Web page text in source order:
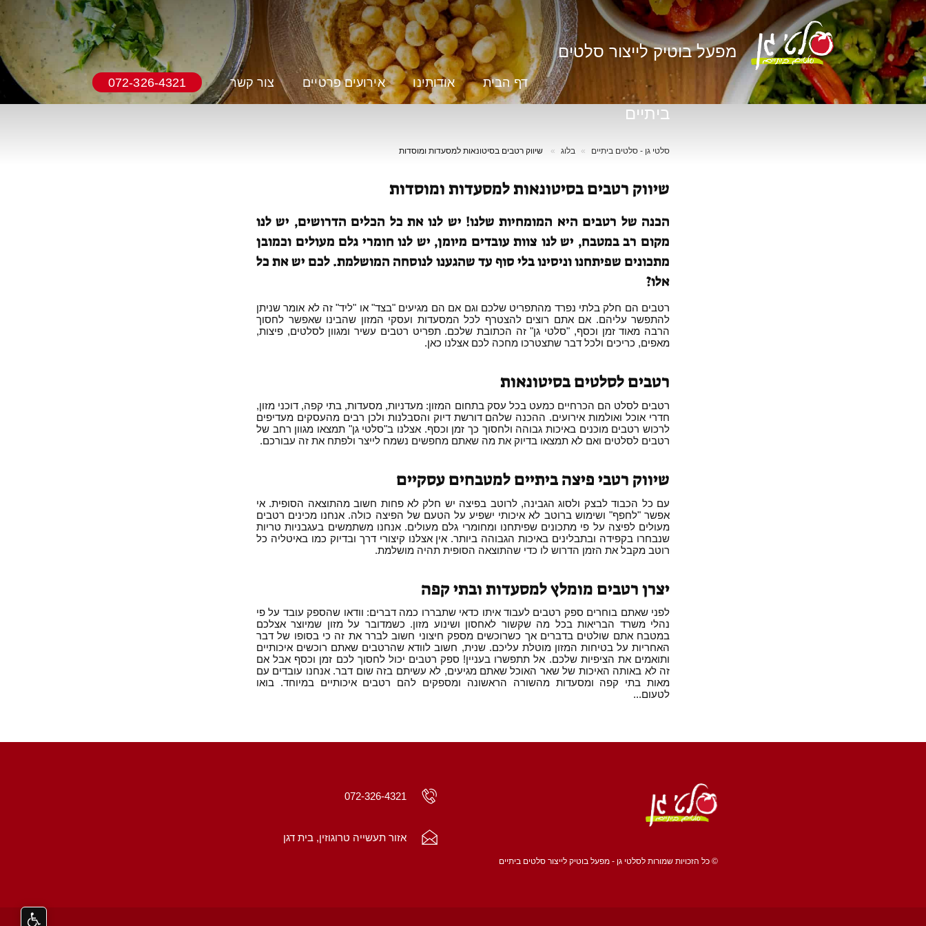
מפעל בוטיק לייצור סלטים
ביתיים
דף הבית אודותינו אירועים פרטיים צור קשר 072-326-4321
סלטי גן - סלטים ביתיים בלוג שיווק רטבים בסיטונאות למסעדות ומוסדות
שיווק רטבים בסיטונאות למסעדות ומוסדות
הכנה של רטבים היא המומחיות שלנו! יש לנו את כל הכלים הדרושים, יש לנו
מקום רב במטבח, יש לנו צוות עובדים מיומן, יש לנו חומרי גלם מעולים וכמובן
מתכונים שפיתחנו וניסינו בלי סוף עד שהגענו לנוסחה המושלמת. לכם יש את כל
אלו?
רטבים הם חלק בלתי נפרד מהתפריט שלכם וגם אם הם מגיעים "בצד" או "ליד" זה לא אומר שניתן
להתפשר עליהם. אם אתם רוצים להצטרף לכל המסעדות ועסקי המזון שהבינו שאפשר לחסוך
הרבה מאוד זמן וכסף, "סלטי גן" זה הכתובת שלכם. תפריט רטבים עשיר ומגוון לסלטים, פיצות,
מאפים, כריכים ולכל דבר שתצטרכו מחכה לכם אצלנו כאן.
רטבים לסלטים בסיטונאות
רטבים לסלט הם הכרחיים כמעט בכל עסק בתחום המזון: מעדניות, מסעדות, בתי קפה, דוכני מזון,
חדרי אוכל ואולמות אירועים. ההכנה שלהם דורשת דיוק והסבלנות ולכן רבים מהעסקים מעדיפים
לרכוש רטבים מוכנים באיכות גבוהה ולחסוך כך זמן וכסף. אצלנו ב"סלטי גן" תמצאו מגוון רחב של
רטבים לסלטים ואם לא תמצאו בדיוק את מה שאתם מחפשים נשמח לייצר ולפתח את זה עבורכם.
שיווק רטבי פיצה ביתיים למטבחים עסקיים
עם כל הכבוד לבצק ולסוג הגבינה, לרוטב בפיצה יש חלק לא פחות חשוב מהתוצאה הסופית. אי
אפשר "לחפף" ושימוש ברוטב לא איכותי ישפיע על הטעם של הפיצה כולה. אנחנו מכינים רטבים
מעולים לפיצה על פי מתכונים שפיתחנו ומחומרי גלם מעולים. אנחנו משתמשים בעגבניות טריות
שנבחרו בקפידה ובתבלינים באיכות הגבוהה ביותר. אין אצלנו קיצורי דרך ובדיוק כמו באיטליה כל
רוטב מקבל את הזמן הדרוש לו כדי שהתוצאה הסופית תהיה מושלמת.
יצרן רטבים מומלץ למסעדות ובתי קפה
לפני שאתם בוחרים ספק רטבים לעבוד איתו כדאי שתבררו כמה דברים: וודאו שהספק עובד על פי
נהלי משרד הבריאות בכל מה שקשור לאחסון ושינוע מזון. כשמדובר על מזון שמיוצר אצלכם
במטבח אתם שולטים בדברים אך כשרוכשים מספק חיצוני חשוב לברר את זה כי בסופו של דבר
האחריות על בטיחות המזון מוטלת עליכם. שנית, חשוב לוודא שהרטבים שאתם רוכשים איכותיים
ותואמים את הציפיות שלכם. אל תתפשרו בעניין! ספק רטבים יכול לחסוך לכם זמן וכסף אבל אם
זה לא באותה האיכות של שאר האוכל שאתם מגיעים, לא עשיתם בזה שום דבר. אנחנו עובדים עם
מאות בתי קפה ומסעדות מהשורה הראשונה ומספקים להם רטבים איכותיים במיוחד. בואו
לטעום...
© כל הזכויות שמורות לסלטי גן - מפעל בוטיק לייצור סלטים ביתיים
072-326-4321
אזור תעשייה טרוגוזין, בית דגן